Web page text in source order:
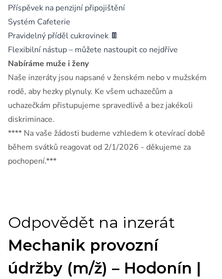
Příspěvek na penzijní připojištění
Systém Cafeterie
Pravidelný příděl cukrovinek 🍫
Flexibilní nástup – můžete nastoupit co nejdříve
Nabíráme muže i ženy
Naše inzeráty jsou napsané v ženském nebo v mužském
rodě, aby hezky plynuly. Ke všem uchazečům a
uchazečkám přistupujeme spravedlivě a bez jakékoli
diskriminace.
**** Na vaše žádosti budeme vzhledem k otevírací době
během svátků reagovat od 2/1/2026 - děkujeme za
pochopení.***